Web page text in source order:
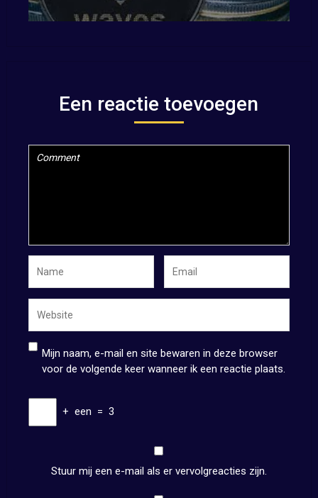
Een reactie toevoegen
Mijn naam, e-mail en site bewaren in deze browser
voor de volgende keer wanneer ik een reactie plaats.
+ een = 3
Stuur mij een e-mail als er vervolgreacties zijn.